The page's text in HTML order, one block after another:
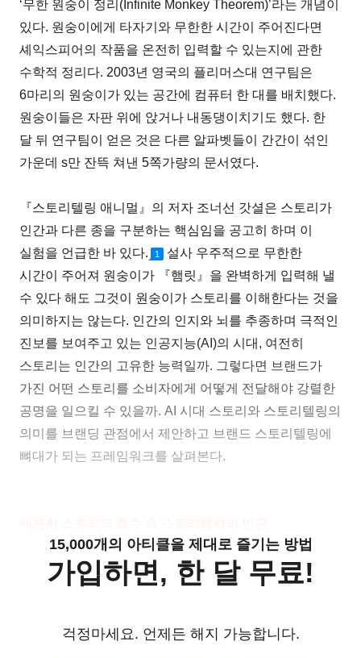
‘무한 원숭이 정리(Infinite Monkey Theorem)’라는 개념이
있다. 원숭이에게 타자기와 무한한 시간이 주어진다면
셰익스피어의 작품을 온전히 입력할 수 있는지에 관한
수학적 정리다. 2003년 영국의 플리머스대 연구팀은
6마리의 원숭이가 있는 공간에 컴퓨터 한 대를 배치했다.
원숭이들은 자판 위에 앉거나 내동댕이치기도 했다. 한
달 뒤 연구팀이 얻은 것은 다른 알파벳들이 간간이 섞인
가운데 s만 잔뜩 쳐낸 5쪽가량의 문서였다.
『스토리텔링 애니멀』의 저자 조너선 갓셜은 스토리가
인간과 다른 종을 구분하는 핵심임을 공고히 하며 이
실험을 언급한 바 있다.
1
설사 우주적으로 무한한
시간이 주어져 원숭이가 『햄릿』을 완벽하게 입력해 낼
수 있다 해도 그것이 원숭이가 스토리를 이해한다는 것을
의미하지는 않는다. 인간의 인지와 뇌를 추종하며 극적인
진보를 보여주고 있는 인공지능(AI)의 시대, 여전히
스토리는 인간의 고유한 능력일까. 그렇다면 브랜드가
가진 어떤 스토리를 소비자에게 어떻게 전달해야 강렬한
공명을 일으킬 수 있을까. AI 시대 스토리와 스토리텔링의
의미를 브랜딩 관점에서 제안하고 브랜드 스토리텔링에
뼈대가 되는 프레임워크를 살펴본다.
15,000개의 아티클을 제대로 즐기는 방법
가입하면, 한 달 무료!
걱정마세요. 언제든 해지 가능합니다.